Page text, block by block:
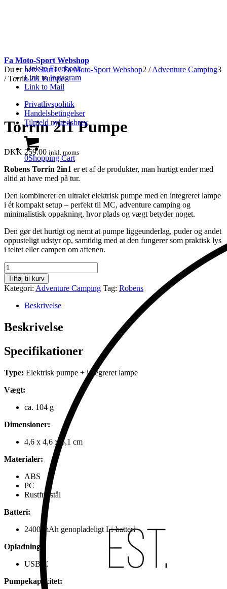
Link to Facebook
Link to Instagram
Link to Mail
Privatlivspolitik
Handelsbetingelser
Tilmeld nyhedsbrev
0Shopping Cart
Fa Moto-Sport Webshop
Du er her: Start1 / Fa Moto-Sport Webshop2 / Adventure Camping3
/ Torrin 2i1 Pumpe
Torrin 2i1 Pumpe
DKK 259.00 inkl. moms
Robens Torrin 2in1 er et af de produkter, man hurtigt ender med
altid at have med på tur.
Den kombinerer en ultralet elektrisk pumpe med en integreret lampe
i ét kompakt setup – perfekt til MC, adventure camping og
minimalistisk oppakning, hvor plads og vægt betyder noget.
Den gør det hurtigt og nemt at pumpe liggeunderlag, puder og andet
oppusteligt udstyr op, samtidig med at den fungerer som praktisk lys
i teltet eller campen om aftenen.
Torrin
2i1
Pumpe
antal
Tilføj til kurv
Kategori: Adventure Camping Tag: Robens
Beskrivelse
Beskrivelse
Specifikationer
Type: Elektrisk pumpe + integreret lampe
Vægt:
ca. 104 g
Dimensioner:
4,6 x 4,6 x 5,1 cm
Materialer:
ABS
PC
Rustfrit stål
Batteri:
2400 mAh genopladeligt Li-batteri
Opladning:
USB-C
Pumpekapacitet: